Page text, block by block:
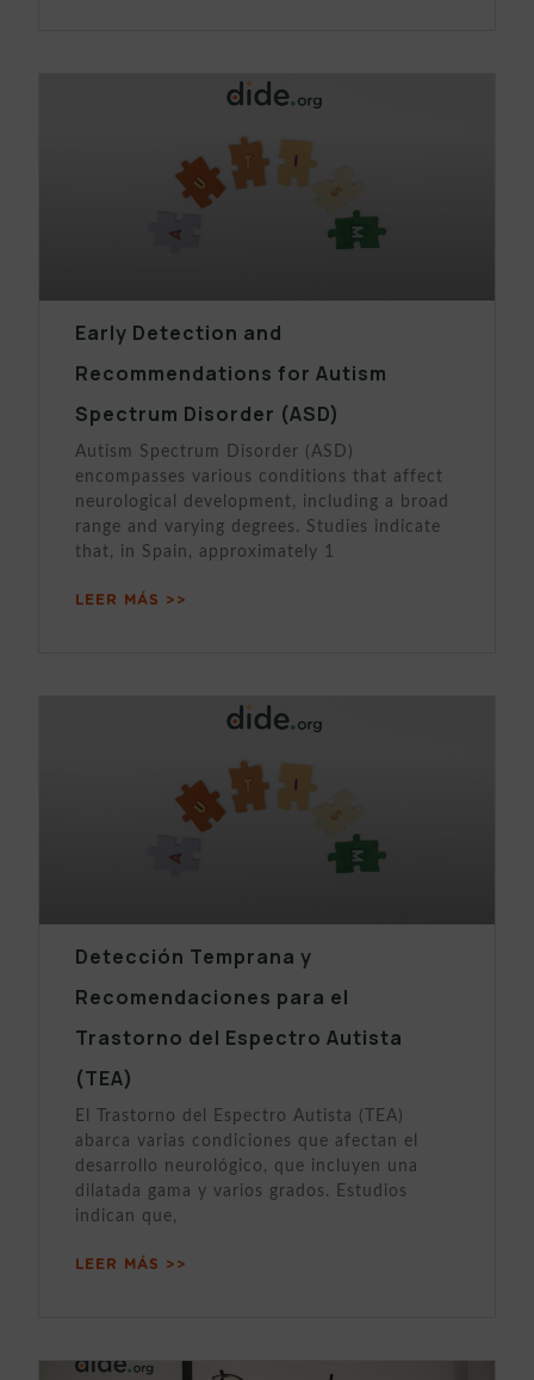
Early Detection and
Recommendations for Autism
Spectrum Disorder (ASD)
Autism Spectrum Disorder (ASD)
encompasses various conditions that affect
neurological development, including a broad
range and varying degrees. Studies indicate
that, in Spain, approximately 1
LEER MÁS >>
Detección Temprana y
Recomendaciones para el
Trastorno del Espectro Autista
(TEA)
El Trastorno del Espectro Autista (TEA)
abarca varias condiciones que afectan el
desarrollo neurológico, que incluyen una
dilatada gama y varios grados. Estudios
indican que,
LEER MÁS >>